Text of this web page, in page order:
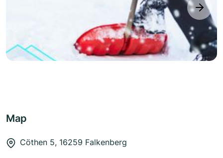
next
Map
Cöthen 5, 16259 Falkenberg